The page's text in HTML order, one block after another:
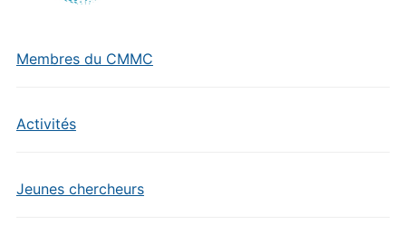
Membres du CMMC
Activités
Jeunes chercheurs